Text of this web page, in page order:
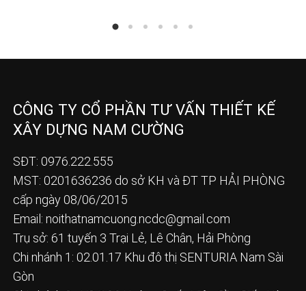
CÔNG TY CỔ PHẦN TƯ VẤN THIẾT KẾ
XÂY DỰNG NAM CƯỜNG
SĐT: 0976.222.555
MST: 0201636236 do sở KH và ĐT TP HẢI PHÒNG
cấp ngày 08/06/2015
Email: noithatnamcuong.ncdc@gmail.com
Trụ sở: 61 tuyến 3 Trại Lẻ, Lê Chân, Hải Phòng
Chi nhánh 1: 02.01.17 Khu đô thị SENTURIA Nam Sài
Gòn